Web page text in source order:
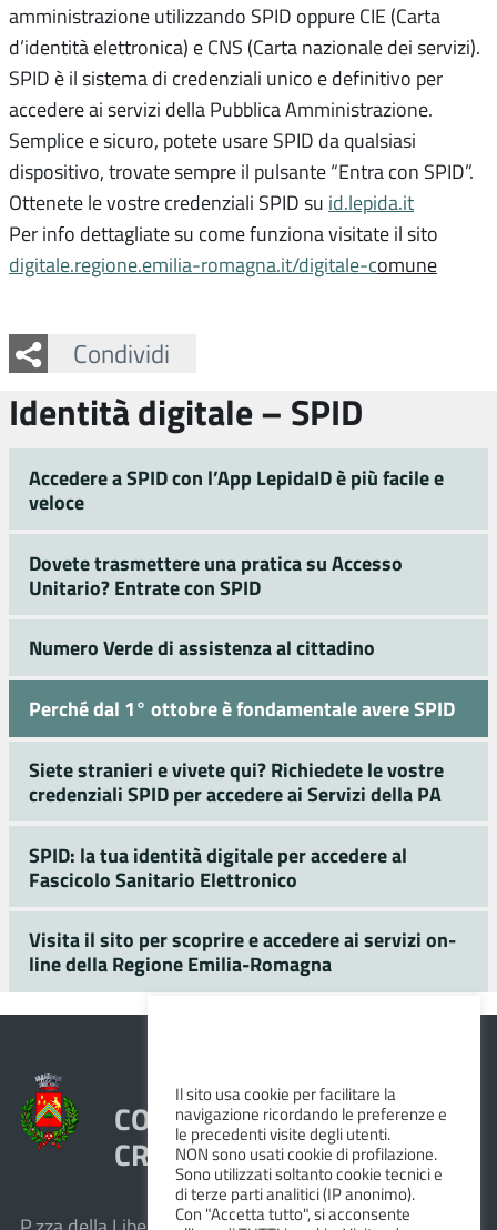
amministrazione utilizzando SPID oppure CIE (Carta
d’identità elettronica) e CNS (Carta nazionale dei servizi).
SPID è il sistema di credenziali unico e definitivo per
accedere ai servizi della Pubblica Amministrazione.
Semplice e sicuro, potete usare SPID da qualsiasi
dispositivo, trovate sempre il pulsante “Entra con SPID”.
Ottenete le vostre credenziali SPID su id.lepida.it
Per info dettagliate su come funziona visitate il sito
digitale.regione.emilia-romagna.it/digitale-comune
Condividi
Facebook
Twitter
Whatsapp
Identità digitale – SPID
Accedere a SPID con l’App LepidaID è più facile e
veloce
Dovete trasmettere una pratica su Accesso
Unitario? Entrate con SPID
Numero Verde di assistenza al cittadino
Perché dal 1° ottobre è fondamentale avere SPID
Siete stranieri e vivete qui? Richiedete le vostre
credenziali SPID per accedere ai Servizi della PA
SPID: la tua identità digitale per accedere al
Fascicolo Sanitario Elettronico
Visita il sito per scoprire e accedere ai servizi on-
line della Regione Emilia-Romagna
COMUNE DI VEZZANO SUL
CROSTOLO
Il sito usa cookie per facilitare la
navigazione ricordando le preferenze e
le precedenti visite degli utenti.
NON sono usati cookie di profilazione.
Sono utilizzati soltanto cookie tecnici e
di terze parti analitici (IP anonimo).
Con "Accetta tutto", si acconsente